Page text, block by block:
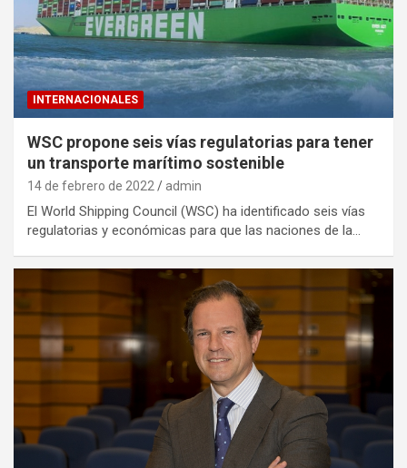
INTERNACIONALES
WSC propone seis vías regulatorias para tener
un transporte marítimo sostenible
14 de febrero de 2022 admin
El World Shipping Council (WSC) ha identificado seis vías
regulatorias y económicas para que las naciones de la…